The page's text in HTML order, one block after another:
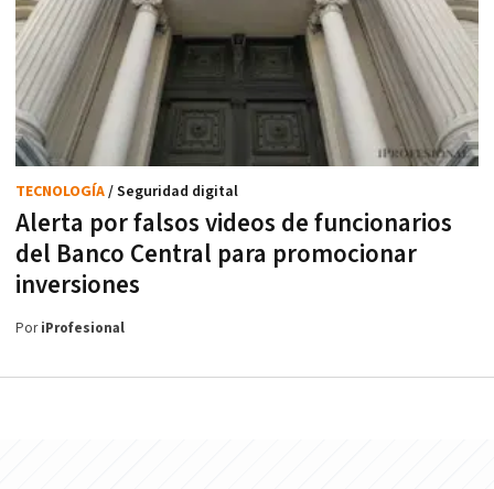
Alerta por falsos videos de funcionarios
del Banco Central para promocionar
inversiones
TECNOLOGÍA/ Seguridad digital
PoriProfesional